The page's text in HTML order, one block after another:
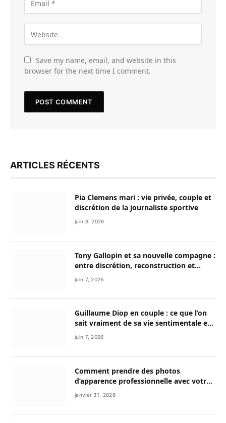
Save my name, email, and website in this
browser for the next time I comment.
ARTICLES RÉCENTS
Pia Clemens mari : vie privée, couple et
discrétion de la journaliste sportive
juin 8, 2026
Tony Gallopin et sa nouvelle compagne :
entre discrétion, reconstruction et
nouvelle vie
juin 7, 2026
Guillaume Diop en couple : ce que l’on
sait vraiment de sa vie sentimentale et
de son parcours exceptionnel
juin 7, 2026
Comment prendre des photos
d’apparence professionnelle avec votre
smartphone ?
janvier 31, 2026